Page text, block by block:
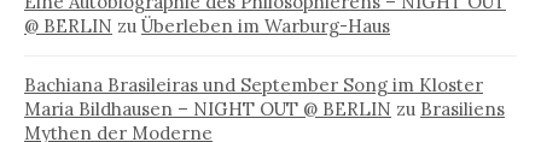
@ BERLIN zu Überleben im Warburg-Haus
Bachiana Brasileiras und September Song im Kloster
Maria Bildhausen – NIGHT OUT @ BERLIN zu Brasiliens
Mythen der Moderne